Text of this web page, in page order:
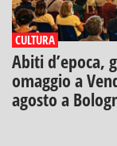
CULTURA
Abiti d’epoca,
omaggio a
agosto a